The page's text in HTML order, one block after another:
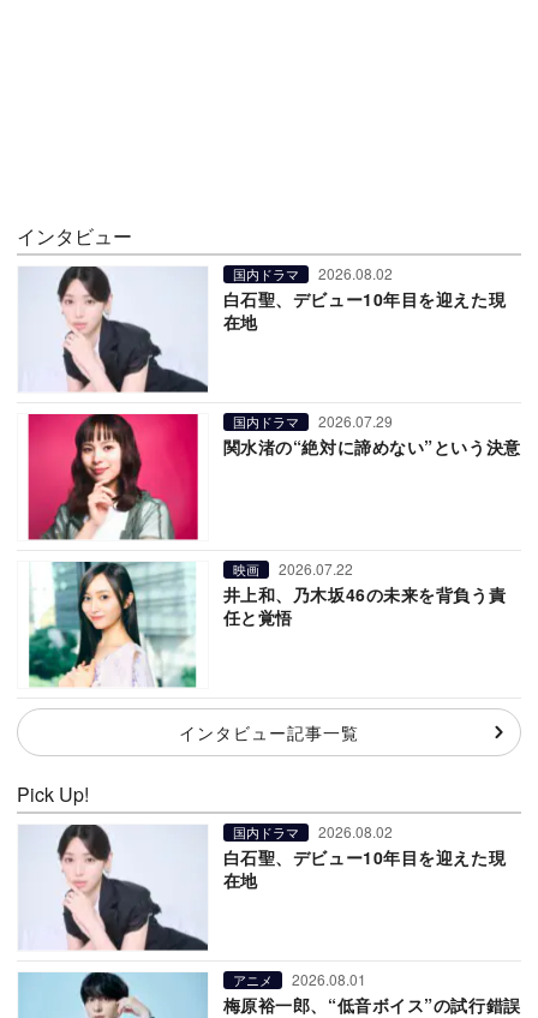
インタビュー
国内ドラマ 2026.08.02
白石聖、デビュー10年目を迎えた現
在地
国内ドラマ 2026.07.29
関水渚の“絶対に諦めない”という決意
映画 2026.07.22
井上和、乃木坂46の未来を背負う責
任と覚悟
インタビュー記事一覧
Pick Up!
国内ドラマ 2026.08.02
白石聖、デビュー10年目を迎えた現
在地
アニメ 2026.08.01
梅原裕一郎、“低音ボイス”の試行錯誤